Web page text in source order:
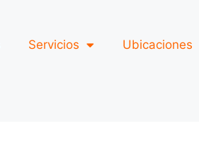
Servicios Ubicaciones